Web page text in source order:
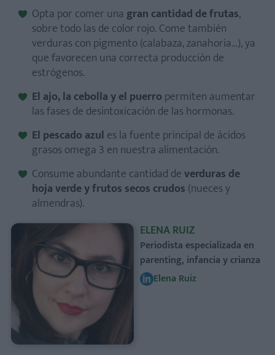
Opta por comer una gran cantidad de frutas,
sobre todo las de color rojo. Come también
verduras con pigmento (calabaza, zanahoria…), ya
que favorecen una correcta producción de
estrógenos.
El ajo, la cebolla y el puerro permiten aumentar
las fases de desintoxicación de las hormonas.
El pescado azul es la fuente principal de ácidos
grasos omega 3 en nuestra alimentación.
Consume abundante cantidad deverduras de
hoja verde y frutos secos crudos (nueces y
almendras).
ELENA RUIZ
Periodista especializada en
parenting, infancia y crianza
Elena Ruiz